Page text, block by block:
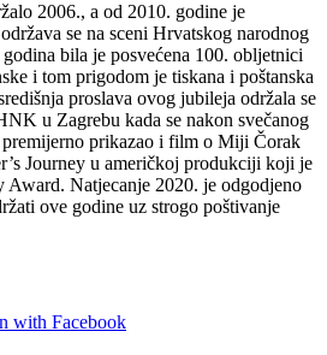
2006., a od 2010. godine je
se na sceni Hrvatskog narodnog
bila je posvećena 100. obljetnici
i tom prigodom je tiskana i poštanska
proslava ovog jubileja održala se
u Zagrebu kada se nakon svečanog
premijerno prikazao i film o Miji Čorak
Journey u američkoj produkciji koji je
Natjecanje 2020. je odgodjeno
ove godine uz strogo poštivanje
with Facebook